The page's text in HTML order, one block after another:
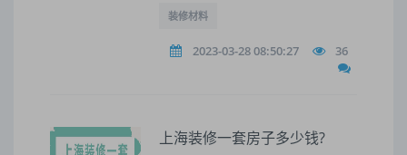
装修材料
2023-03-28 08:50:27 36
上海装修一套房子多少钱?